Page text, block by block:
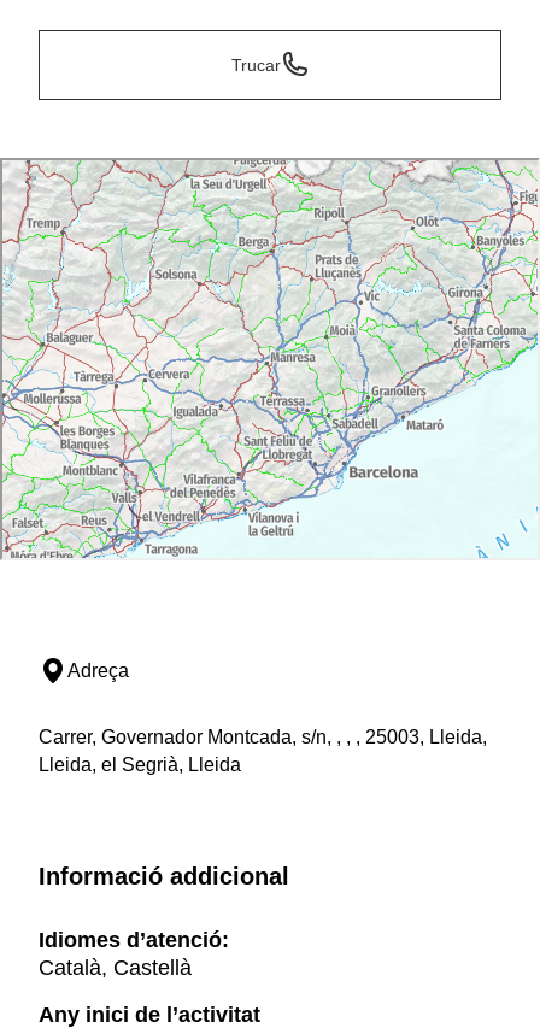
Trucar
Adreça
Carrer, Governador Montcada, s/n, , , , 25003, Lleida,
Lleida, el Segrià, Lleida
Informació addicional
Idiomes d’atenció:
Català, Castellà
Any inici de l’activitat